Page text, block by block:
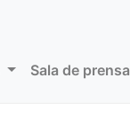
Sala de prensa